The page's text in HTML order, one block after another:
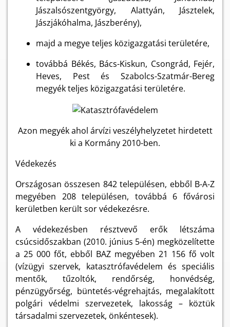
Jászalsószentgyörgy, Alattyán, Jásztelek,
Jászjákóhalma, Jászberény),
majd a megye teljes közigazgatási területére,
továbbá Békés, Bács-Kiskun, Csongrád, Fejér,
Heves, Pest és Szabolcs-Szatmár-Bereg
megyék teljes közigazgatási területére.
Azon megyék ahol árvízi veszélyhelyzetet hirdetett
ki a Kormány 2010-ben.
Védekezés
Országosan összesen 842 településen, ebből B-A-Z
megyében 208 településen, továbbá 6 fővárosi
kerületben került sor védekezésre.
A védekezésben résztvevő erők létszáma
csúcsidőszakban (2010. június 5-én) megközelítette
a 25 000 főt, ebből BAZ megyében 21 156 fő volt
(vízügyi szervek, katasztrófavédelem és speciális
mentők, tűzoltók, rendőrség, honvédség,
pénzügyőrség, büntetés-végrehajtás, megalakított
polgári védelmi szervezetek, lakosság – köztük
társadalmi szervezetek, önkéntesek).